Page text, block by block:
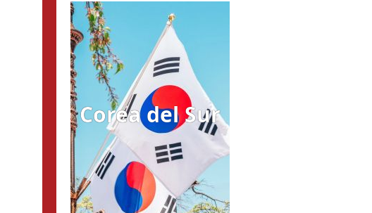
Corea del Sur